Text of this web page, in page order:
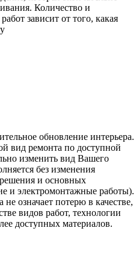
Количество и
зависит от того, какая
обновление интерьера.
вид ремонта по доступной
изменить вид Вашего
без изменения
и основных
и электромонтажные работы).
означает потерю в качестве,
видов работ, технологии
доступных материалов.